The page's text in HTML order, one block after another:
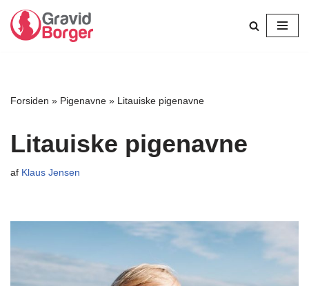
Spring
Forsiden » Pigenavne » Litauiske pigenavne
Litauiske pigenavne
af Klaus Jensen